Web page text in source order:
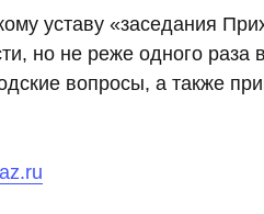
уставу «заседания
но не реже одного раза
вопросы, а также